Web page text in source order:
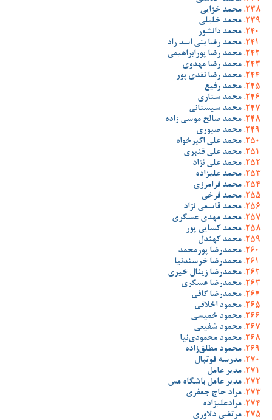
محمد خزایی
محمد خلیلی
محمد دانشور
محمد رضا بنی اسد راد
محمد رضا پورابراهیمی
محمد رضا مهدوی
محمد رضا نقدی پور
محمد رفیع
محمد ستاری
محمد سیستانی
محمد صالح موسی زاده
محمد صبوری
محمد علی اکبرخواه
محمد علی قنبری
محمد علی نژاد
محمد علیزاده
محمد فرامرزی
محمد فرخی
محمد قاسمی نژاد
محمد مهدی عسگری
محمد کسایی پور
محمد کهندل
محمدرضا پورمحمد
محمدرضا خرسندنیا
محمدرضا زینال خیری
محمدرضا عسگری
محمدرضا کافی
محمود اخلاقی
محمود خمیسی
محمود شفیعی
محمود محمودی‌نیا
محمود مطلق‌زاده
مدرسه فوتبال
مدیر عامل
مدیر عامل باشگاه مس
مراد حاج جعفری
مرادعلیزاده
مرتضی دلاوری